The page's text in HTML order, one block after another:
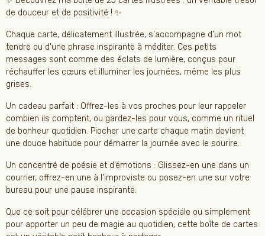
de douceur et de positivité ! ✨
Chaque carte, délicatement illustrée, s'accompagne d'un mot
tendre ou d'une phrase inspirante à méditer. Ces petits
messages sont comme des éclats de lumière, conçus pour
réchauffer les cœurs et illuminer les journées, même les plus
grises.
Un cadeau parfait : Offrez-les à vos proches pour leur rappeler
combien ils comptent, ou gardez-les pour vous, comme un rituel
de bonheur quotidien. Piocher une carte chaque matin devient
une douce habitude pour démarrer la journée avec le sourire.
Un concentré de poésie et d’émotions : Glissez-en une dans un
courrier, offrez-en une à l'improviste ou posez-en une sur votre
bureau pour une pause inspirante.
Que ce soit pour célébrer une occasion spéciale ou simplement
pour apporter un peu de magie au quotidien, cette boîte de cartes